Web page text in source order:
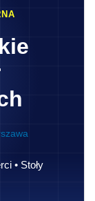
• Stoły